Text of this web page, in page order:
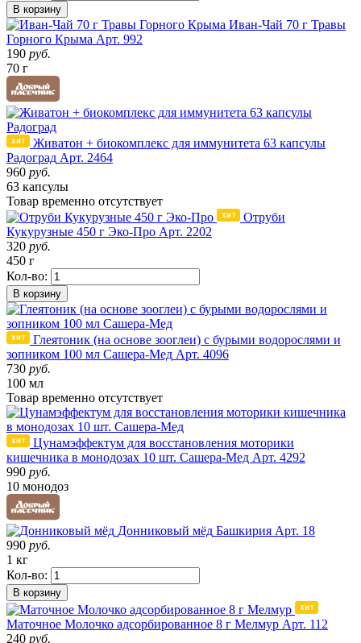
В корзину
Иван-Чай 70 г Травы
Горного Крыма Арт. 992
190 руб.
70 г
Живатон + биокомплекс для иммунитета 63 капсулы
Радоград Арт. 2464
960 руб.
63 капсулы
Товар временно отсутствует
Отруби
Кукурузные 450 г Эко-Про Арт. 2202
320 руб.
450 г
Кол-во:
В корзину
Глеятоник (на основе зооглеи) с бурыми водорослями и
зопником 100 мл Сашера-Мед Арт. 4096
730 руб.
100 мл
Товар временно отсутствует
Цунамэффектум для восстановления моторики
кишечника в монодозах 10 шт. Сашера-Мед Арт. 4292
990 руб.
10 монодоз
Донниковый мёд Башкирия Арт. 18
990 руб.
1 кг
Кол-во:
В корзину
Маточное Молочко адсорбированное 8 г Мелмур Арт. 112
240 руб.